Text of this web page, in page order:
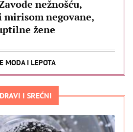
nežnošću,
negovane,
žene
MODA I LEPOTA
I SREĆNI